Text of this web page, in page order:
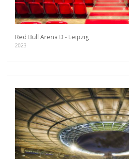
Red Bull Arena D - Leipzig
2023